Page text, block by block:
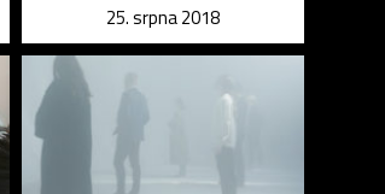
25. srpna 2018